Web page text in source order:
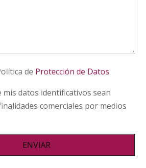
de Protección de Datos
mis datos identificativos sean
comerciales por medios